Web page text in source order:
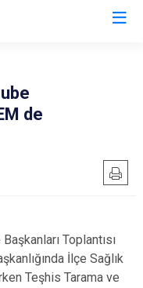
de
Toplantısı
İlçe Sağlık
Teşhis Tarama ve